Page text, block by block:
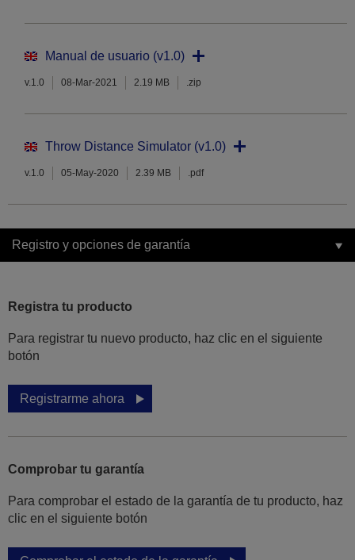
Manual de usuario (v1.0)
v.1.0 08-Mar-2021 2.19 MB .zip
Throw Distance Simulator (v1.0)
v.1.0 05-May-2020 2.39 MB .pdf
Registro y opciones de garantía
Registra tu producto
Para registrar tu nuevo producto, haz clic en el siguiente
botón
Registrarme ahora
Comprobar tu garantía
Para comprobar el estado de la garantía de tu producto, haz
clic en el siguiente botón